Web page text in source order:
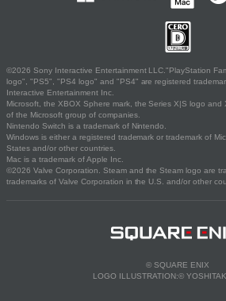
©2026 Sony Interactive Entertainment LLC."PlayStation
logo", "PS5", "PS4 logo" and "PS4" are registered
Interactive Entertainment Inc.
Microsoft, the XBOX Sphere mark, the Series X|S logo and
of the Microsoft group of companies.
Nintendo Switch is a trademark of Nintendo.
Windows is either a registered trademark or trademark of
States and/or other countries.
Mac is a trademark of Apple Inc.
©2026 Valve Corporation. Steam and the Steam logo are
trademarks of Valve Corporation in the U.S. and/or other
© SQUARE ENIX
LOGO ILLUSTRATION:©